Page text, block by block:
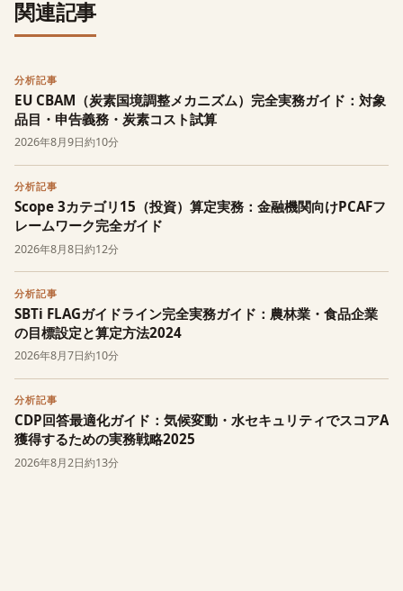
関連記事
分析記事
EU CBAM（炭素国境調整メカニズム）完全実務ガイド：対象
品目・申告義務・炭素コスト試算
2026年8月9日約10分
分析記事
Scope 3カテゴリ15（投資）算定実務：金融機関向けPCAFフ
レームワーク完全ガイド
2026年8月8日約12分
分析記事
SBTi FLAGガイドライン完全実務ガイド：農林業・食品企業
の目標設定と算定方法2024
2026年8月7日約10分
分析記事
CDP回答最適化ガイド：気候変動・水セキュリティでスコアA
獲得するための実務戦略2025
2026年8月2日約13分